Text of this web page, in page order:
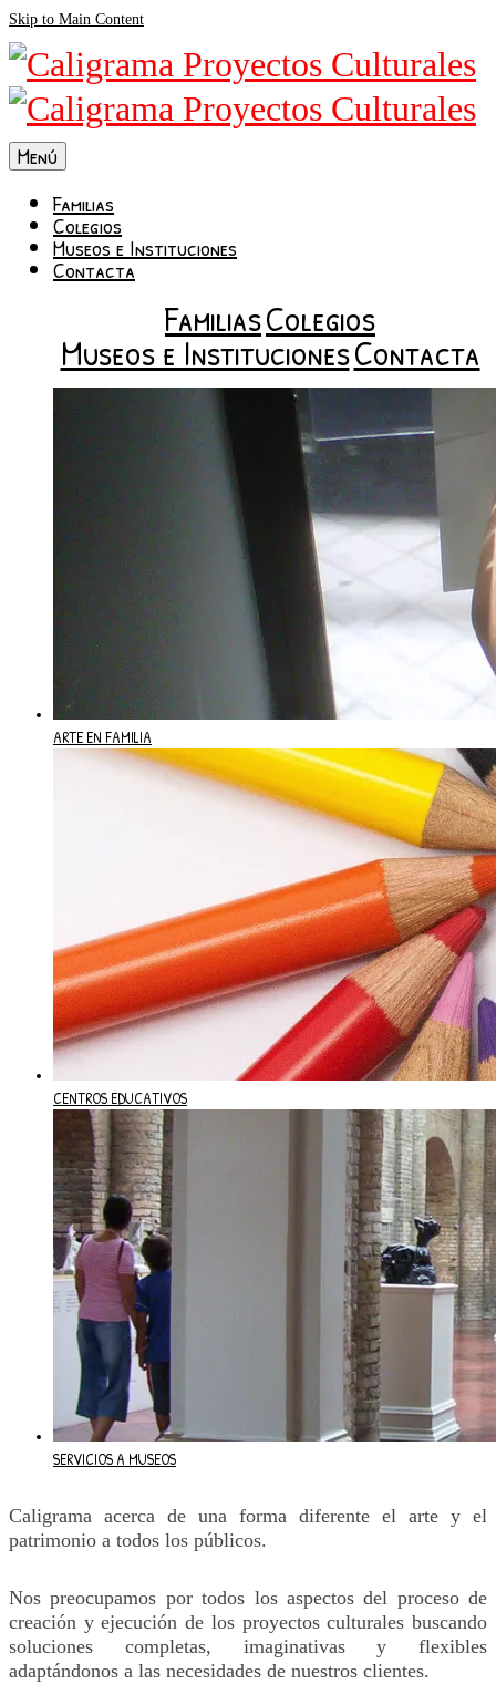
Skip to Main Content
Menú
Familias
Colegios
Museos e Instituciones
Contacta
FamiliasColegios
Museos e InstitucionesContacta
ARTE EN FAMILIA
CENTROS EDUCATIVOS
SERVICIOS A MUSEOS
Caligrama acerca de una forma diferente el arte y el
patrimonio a todos los públicos.
Nos preocupamos por todos los aspectos del proceso de
creación y ejecución de los proyectos culturales buscando
soluciones completas, imaginativas y flexibles
adaptándonos a las necesidades de nuestros clientes.